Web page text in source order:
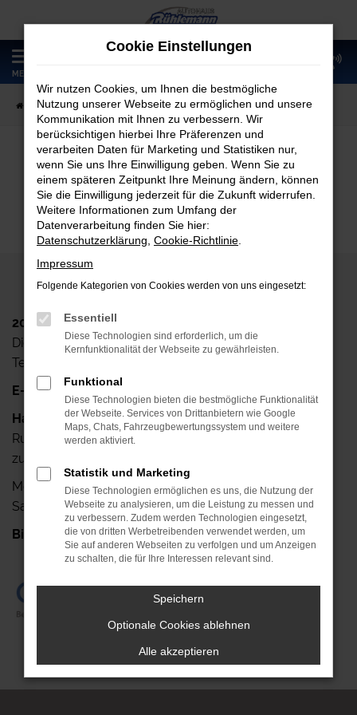
Zum
Hauptinhalt
springen
MENÜ
Startseite Fahrzeugangebote Fahrzeugmarkt
Fahrzeugmarkt
2024 Autohaus Rühlemann GmbH
Dieskaustr. 102, D-04249 Leipzig
Telefax: +49 341-42640-25
E-Mail:
info@autohaus-ruehlemann.de
Haben Sie noch Fragen?
Rufen Sie uns doch einfach an, wir stehen Ihnen gerne
zur Verfügung.
Mo.- Fr.: 7.00 Uhr bis 18.00 Uhr
Sa.: 08.00 Uhr bis 13.00 Uhr
Bis gleich! +49 341-42640-0
Cookie Einstellungen
Wir nutzen Cookies, um Ihnen die bestmögliche
Nutzung unserer Webseite zu ermöglichen und unsere
Kommunikation mit Ihnen zu verbessern. Wir
berücksichtigen hierbei Ihre Präferenzen und
verarbeiten Daten für Marketing und Statistiken nur,
wenn Sie uns Ihre Einwilligung geben. Wenn Sie zu
einem späteren Zeitpunkt Ihre Meinung ändern, können
Sie die Einwilligung jederzeit für die Zukunft widerrufen.
Weitere Informationen zum Umfang der
Datenverarbeitung finden Sie hier:
Datenschutzerklärung Cookie-Richtlinie
Impressum
Folgende Kategorien von Cookies werden von uns eingesetzt:
Essentiell
Diese Technologien sind erforderlich, um die
Kernfunktionalität der Webseite zu gewährleisten.
Funktional
Diese Technologien bieten die bestmögliche Funktionalität
der Webseite. Services von Drittanbietern wie Google
Maps, Chats, Fahrzeugbewertungssystem und weitere
werden aktiviert.
Statistik und Marketing
Diese Technologien ermöglichen es uns, die Nutzung der
Webseite zu analysieren, um die Leistung zu messen und
zu verbessern. Zudem werden Technologien eingesetzt,
die von dritten Werbetreibenden verwendet werden, um
Sie auf anderen Webseiten zu verfolgen und um Anzeigen
zu schalten, die für Ihre Interessen relevant sind.
Speichern
Optionale Cookies ablehnen
Alle akzeptieren